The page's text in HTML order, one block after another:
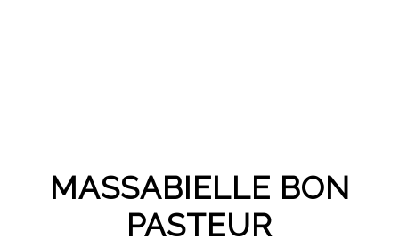
MASSABIELLE BON
PASTEUR